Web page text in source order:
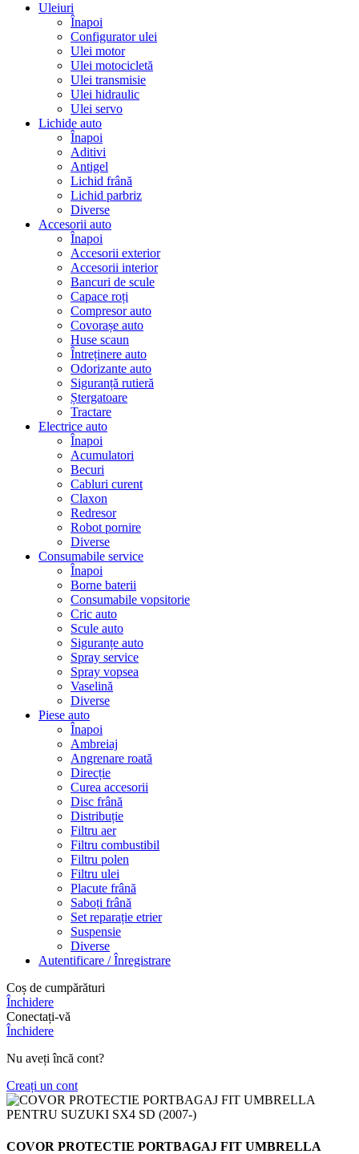
Uleiuri
Înapoi
Configurator ulei
Ulei motor
Ulei motocicletă
Ulei transmisie
Ulei hidraulic
Ulei servo
Lichide auto
Înapoi
Aditivi
Antigel
Lichid frână
Lichid parbriz
Diverse
Accesorii auto
Înapoi
Accesorii exterior
Accesorii interior
Bancuri de scule
Capace roți
Compresor auto
Covorașe auto
Huse scaun
Întreținere auto
Odorizante auto
Siguranță rutieră
Ștergatoare
Tractare
Electrice auto
Înapoi
Acumulatori
Becuri
Cabluri curent
Claxon
Redresor
Robot pornire
Diverse
Consumabile service
Înapoi
Borne baterii
Consumabile vopsitorie
Cric auto
Scule auto
Siguranțe auto
Spray service
Spray vopsea
Vaselină
Diverse
Piese auto
Înapoi
Ambreiaj
Angrenare roată
Direcție
Curea accesorii
Disc frână
Distribuție
Filtru aer
Filtru combustibil
Filtru polen
Filtru ulei
Placute frână
Saboți frână
Set reparație etrier
Suspensie
Diverse
Autentificare / Înregistrare
Coș de cumpărături
Închidere
Conectați-vă
Închidere
Nu aveți încă cont?
Creați un cont
COVOR PROTECTIE PORTBAGAJ FIT UMBRELLA